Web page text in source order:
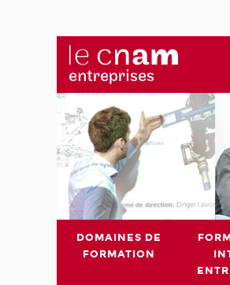
DOMAINES DE
FORMATION